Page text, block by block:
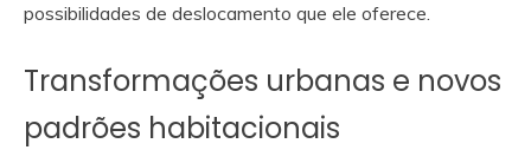
possibilidades de deslocamento que ele oferece.
Transformações urbanas e novos
padrões habitacionais